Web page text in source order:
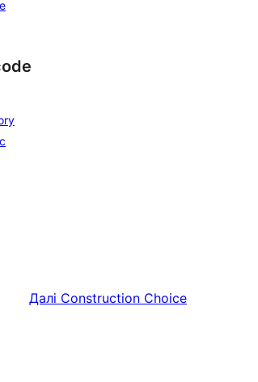
Далі Construction Choice